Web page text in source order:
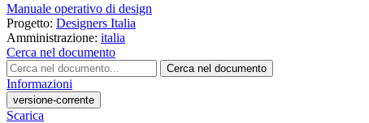
Manuale operativo di design
Progetto: Designers Italia
Amministrazione: italia
Cerca nel documento
Cerca nel documento
Informazioni
versione-corrente
Scarica